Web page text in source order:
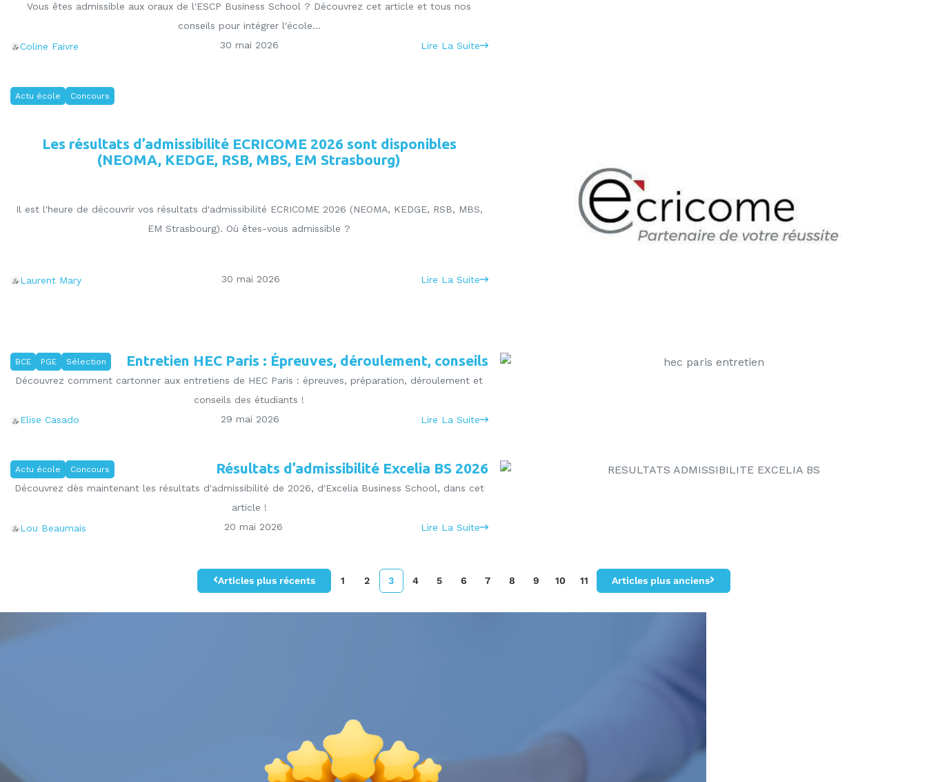
Vous êtes admissible aux oraux de l'ESCP Business School ? Découvrez cet article et tous nos
conseils pour intégrer l'école...
Coline Faivre
30 mai 2026 Lire La Suite
Actu école Concours
Les résultats d’admissibilité ECRICOME 2026 sont disponibles
(NEOMA, KEDGE, RSB, MBS, EM Strasbourg)
Il est l'heure de découvrir vos résultats d'admissibilité ECRICOME 2026 (NEOMA, KEDGE, RSB, MBS,
EM Strasbourg). Où êtes-vous admissible ?
Laurent Mary 30 mai 2026 Lire La Suite
BCE PGE Sélection Entretien HEC Paris : Épreuves, déroulement, conseils
Découvrez comment cartonner aux entretiens de HEC Paris : épreuves, préparation, déroulement et
conseils des étudiants !
Elise Casado
29 mai 2026 Lire La Suite
Actu école Concours Résultats d’admissibilité Excelia BS 2026
Découvrez dès maintenant les résultats d'admissibilité de 2026, d'Excelia Business School, dans cet
article !
Lou Beaumais
20 mai 2026 Lire La Suite
Articles plus récents 1 2 3 4 5 6 7 8 9 10 11 Articles plus anciens